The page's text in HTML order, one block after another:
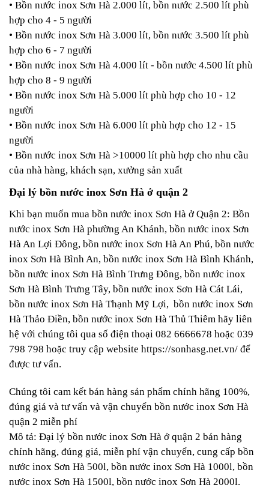
• Bồn nước inox Sơn Hà 2.000 lít, bồn nước 2.500 lít phù
hợp cho 4 - 5 người
• Bồn nước inox Sơn Hà 3.000 lít, bồn nước 3.500 lít phù
hợp cho 6 - 7 người
• Bồn nước inox Sơn Hà 4.000 lít - bồn nước 4.500 lít phù
hợp cho 8 - 9 người
• Bồn nước inox Sơn Hà 5.000 lít phù hợp cho 10 - 12
người
• Bồn nước inox Sơn Hà 6.000 lít phù hợp cho 12 - 15
người
• Bồn nước inox Sơn Hà >10000 lít phù hợp cho nhu cầu
của nhà hàng, khách sạn, xưởng sản xuất
Đại lý bồn nước inox Sơn Hà ở quận 2
Khi bạn muốn mua bồn nước inox Sơn Hà ở Quận 2: Bồn
nước inox Sơn Hà phường An Khánh, bồn nước inox Sơn
Hà An Lợi Đông, bồn nước inox Sơn Hà An Phú, bồn nước
inox Sơn Hà Bình An, bồn nước inox Sơn Hà Bình Khánh,
bồn nước inox Sơn Hà Bình Trưng Đông, bồn nước inox
Sơn Hà Bình Trưng Tây, bồn nước inox Sơn Hà Cát Lái,
bồn nước inox Sơn Hà Thạnh Mỹ Lợi, bồn nước inox Sơn
Hà Thảo Điền, bồn nước inox Sơn Hà Thủ Thiêm hãy liên
hệ với chúng tôi qua số điện thoại 082 6666678 hoặc 039
798 798 hoặc truy cập website https://sonhasg.net.vn/ để
được tư vấn.
Chúng tôi cam kết bán hàng sản phẩm chính hãng 100%,
đúng giá và tư vấn và vận chuyển bồn nước inox Sơn Hà
quận 2 miễn phí
Mô tả: Đại lý bồn nước inox Sơn Hà ở quận 2 bán hàng
chính hãng, đúng giá, miễn phí vận chuyển, cung cấp bồn
nước inox Sơn Hà 500l, bồn nước inox Sơn Hà 1000l, bồn
nước inox Sơn Hà 1500l, bồn nước inox Sơn Hà 2000l.